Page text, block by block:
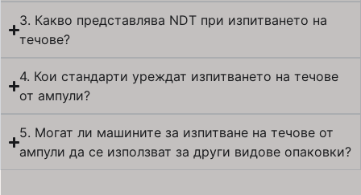
3. Какво представлява NDT при изпитването на
течове?
4. Кои стандарти уреждат изпитването на течове
от ампули?
5. Могат ли машините за изпитване на течове от
ампули да се използват за други видове опаковки?